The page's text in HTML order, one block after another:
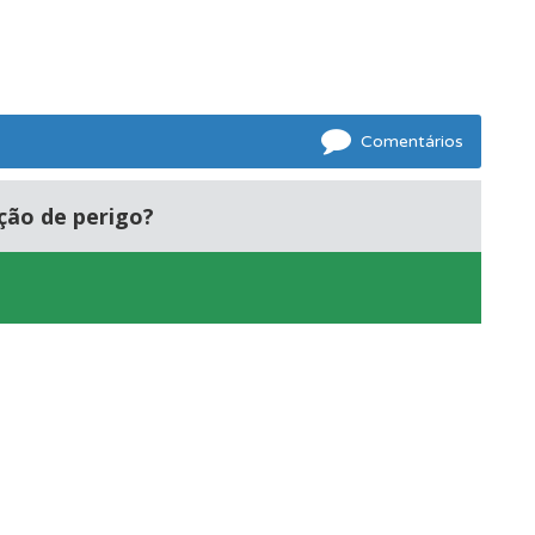
oficial.
Comentários
de perigo?